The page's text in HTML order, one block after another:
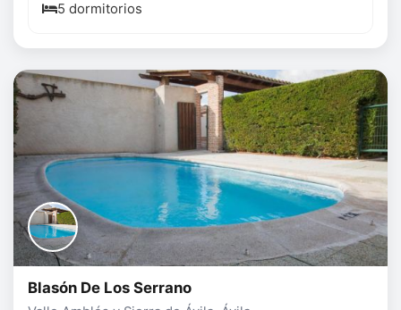
5 dormitorios
Blasón De Los Serrano